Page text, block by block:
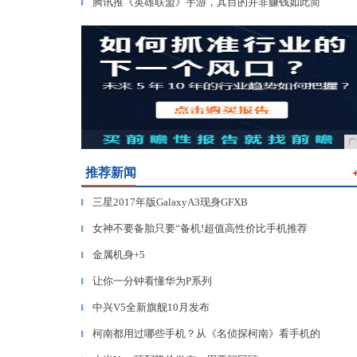
▎
推荐新闻
▎ 三星2017年版GalaxyA3现身GFXB
▎ 女神不要备胎只要“备机!超值高性价比手机推荐
▎ 金属机身+5
▎ 让你一分钟看懂华为P系列
▎ 中兴V5全新旗舰10月发布
▎ 柯南都用过哪些手机？从《名侦探柯南》看手机的